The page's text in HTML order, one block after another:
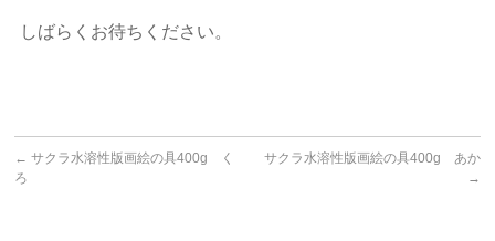
しばらくお待ちください。
← サクラ水溶性版画絵の具400g く
ろ
サクラ水溶性版画絵の具400g あか
→